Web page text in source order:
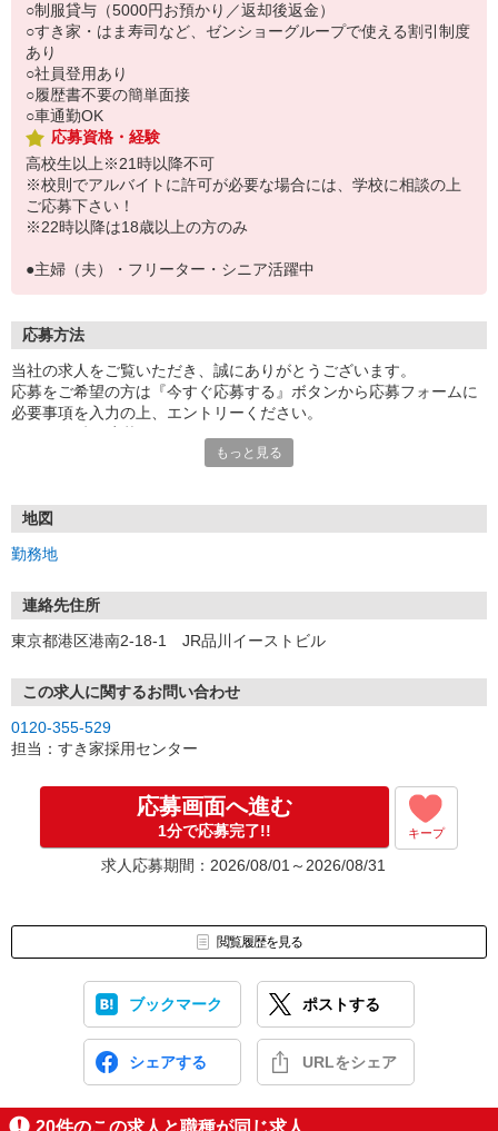
○制服貸与（5000円お預かり／返却後返金）
○すき家・はま寿司など、ゼンショーグループで使える割引制度
あり
○社員登用あり
○履歴書不要の簡単面接
○車通勤OK
応募資格・経験
高校生以上※21時以降不可
※校則でアルバイトに許可が必要な場合には、学校に相談の上
ご応募下さい！
※22時以降は18歳以上の方のみ
●主婦（夫）・フリーター・シニア活躍中
応募方法
当社の求人をご覧いただき、誠にありがとうございます。
応募をご希望の方は『今すぐ応募する』ボタンから応募フォームに
必要事項を入力の上、エントリーください。
号」など
もっと見る
地図
勤務地
連絡先住所
東京都港区港南2-18-1 JR品川イーストビル
この求人に関するお問い合わせ
0120-355-529
担当：すき家採用センター
応募画面へ進む
1分で応募完了!! キープ
求人応募期間：2026/08/01～2026/08/31
閲覧履歴を見る
ブックマーク ポストする
シェアする URLをシェア
20件のこの求人と職種が同じ求人